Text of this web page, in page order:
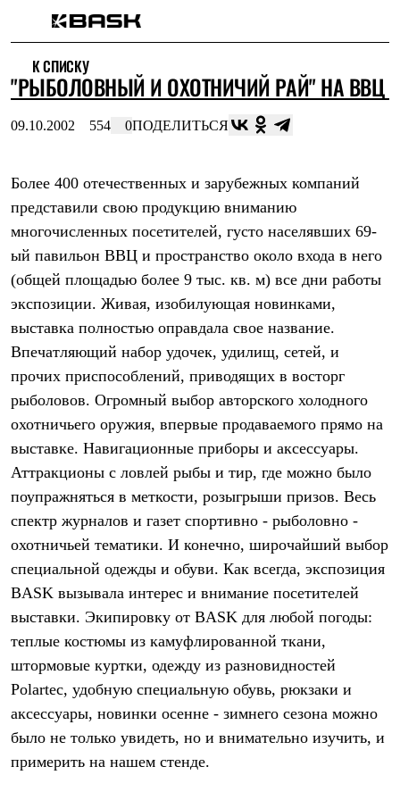
Интернет-магазин
Мужская одежда
Утепленная пухом
Куртки
Брюки
Утепленная синтетикой
Куртки
Брюки
Штормовая одежда
Куртки
Брюки
Софтшелл одежда
Куртки
Куртки
Брюки
Жилеты
Термобелье
Теплое термобелье
Среднее термобелье
Легкое термобелье
Лёгкая одежда
Футболки
Рубашки
Толстовки
Брюки
Женская одежда
Утепленная пухом
Брюки
Жилеты
Утепленная синтетикой
Куртки
Брюки
Штормовая одежда
Куртки
Софтшелл одежда
Куртки
К СПИСКУ
"РЫБОЛОВНЫЙ И ОХОТНИЧИЙ РАЙ" НА ВВЦ
09.10.2002 554 0ПОДЕЛИТЬСЯ
Более 400 отечественных и зарубежных компаний
представили свою продукцию вниманию
многочисленных посетителей, густо населявших 69-
ый павильон ВВЦ и пространство около входа в него
(общей площадью более 9 тыс. кв. м) все дни работы
экспозиции. Живая, изобилующая новинками,
выставка полностью оправдала свое название.
Впечатляющий набор удочек, удилищ, сетей, и
прочих приспособлений, приводящих в восторг
рыболовов. Огромный выбор авторского холодного
охотничьего оружия, впервые продаваемого прямо на
выставке. Навигационные приборы и аксессуары.
Аттракционы с ловлей рыбы и тир, где можно было
поупражняться в меткости, розыгрыши призов. Весь
спектр журналов и газет спортивно - рыболовно -
охотничьей тематики. И конечно, широчайший выбор
специальной одежды и обуви. Как всегда, экспозиция
BASK вызывала интерес и внимание посетителей
выставки. Экипировку от BASK для любой погоды:
теплые костюмы из камуфлированной ткани,
штормовые куртки, одежду из разновидностей
Polartec, удобную специальную обувь, рюкзаки и
аксессуары, новинки осенне - зимнего сезона можно
было не только увидеть, но и внимательно изучить, и
примерить на нашем стенде.